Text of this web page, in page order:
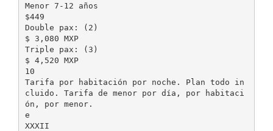
Menor 7-12 años
$449
Double pax: (2)
$ 3,080 MXP
Triple pax: (3)
$ 4,520 MXP
10
Tarifa por habitación por noche. Plan todo in
cluido. Tarifa de menor por día, por habitaci
ón, por menor.
e
XXXII